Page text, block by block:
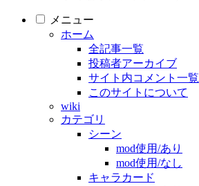
メニュー
ホーム
全記事一覧
投稿者アーカイブ
サイト内コメント一覧
このサイトについて
wiki
カテゴリ
シーン
mod使用/あり
mod使用/なし
キャラカード